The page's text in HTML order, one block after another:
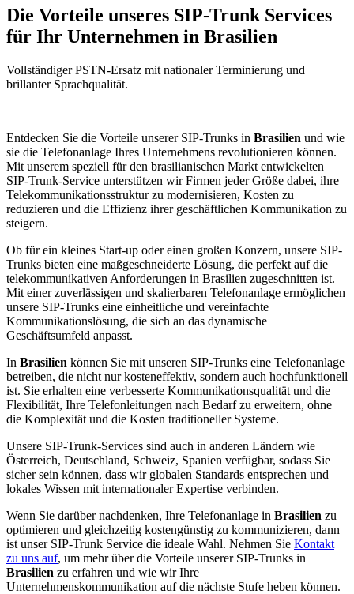
Die Vorteile unseres SIP-Trunk Services
für Ihr Unternehmen in Brasilien
Vollständiger PSTN-Ersatz mit nationaler Terminierung und
brillanter Sprachqualität.
Entdecken Sie die Vorteile unserer SIP-Trunks in Brasilien und wie
sie die Telefonanlage Ihres Unternehmens revolutionieren können.
Mit unserem speziell für den brasilianischen Markt entwickelten
SIP-Trunk-Service unterstützen wir Firmen jeder Größe dabei, ihre
Telekommunikationsstruktur zu modernisieren, Kosten zu
reduzieren und die Effizienz ihrer geschäftlichen Kommunikation zu
steigern.
Ob für ein kleines Start-up oder einen großen Konzern, unsere SIP-
Trunks bieten eine maßgeschneiderte Lösung, die perfekt auf die
telekommunikativen Anforderungen in Brasilien zugeschnitten ist.
Mit einer zuverlässigen und skalierbaren Telefonanlage ermöglichen
unsere SIP-Trunks eine einheitliche und vereinfachte
Kommunikationslösung, die sich an das dynamische
Geschäftsumfeld anpasst.
In Brasilien können Sie mit unseren SIP-Trunks eine Telefonanlage
betreiben, die nicht nur kosteneffektiv, sondern auch hochfunktionell
ist. Sie erhalten eine verbesserte Kommunikationsqualität und die
Flexibilität, Ihre Telefonleitungen nach Bedarf zu erweitern, ohne
die Komplexität und die Kosten traditioneller Systeme.
Unsere SIP-Trunk-Services sind auch in anderen Ländern wie
Österreich, Deutschland, Schweiz, Spanien verfügbar, sodass Sie
sicher sein können, dass wir globalen Standards entsprechen und
lokales Wissen mit internationaler Expertise verbinden.
Wenn Sie darüber nachdenken, Ihre Telefonanlage in Brasilien zu
optimieren und gleichzeitig kostengünstig zu kommunizieren, dann
ist unser SIP-Trunk Service die ideale Wahl. Nehmen Sie Kontakt
zu uns auf, um mehr über die Vorteile unserer SIP-Trunks in
Brasilien zu erfahren und wie wir Ihre
Unternehmenskommunikation auf die nächste Stufe heben können.